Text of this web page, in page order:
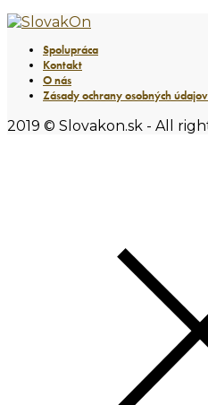
Spolupráca
Kontakt
O nás
Zásady ochrany osobných údajov
2019 © Slovakon.sk - All